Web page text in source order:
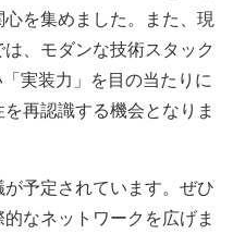
を集めました。また、現
、モダンな技術スタック
実装力」を目の当たりに
再認識する機会となりま
予定されています。ぜひ
なネットワークを広げま